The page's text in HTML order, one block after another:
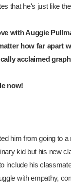
that he's just like
with Auggie
how far apart
acclaimed
now!
him from going to
kid but his new
include his
with empathy,